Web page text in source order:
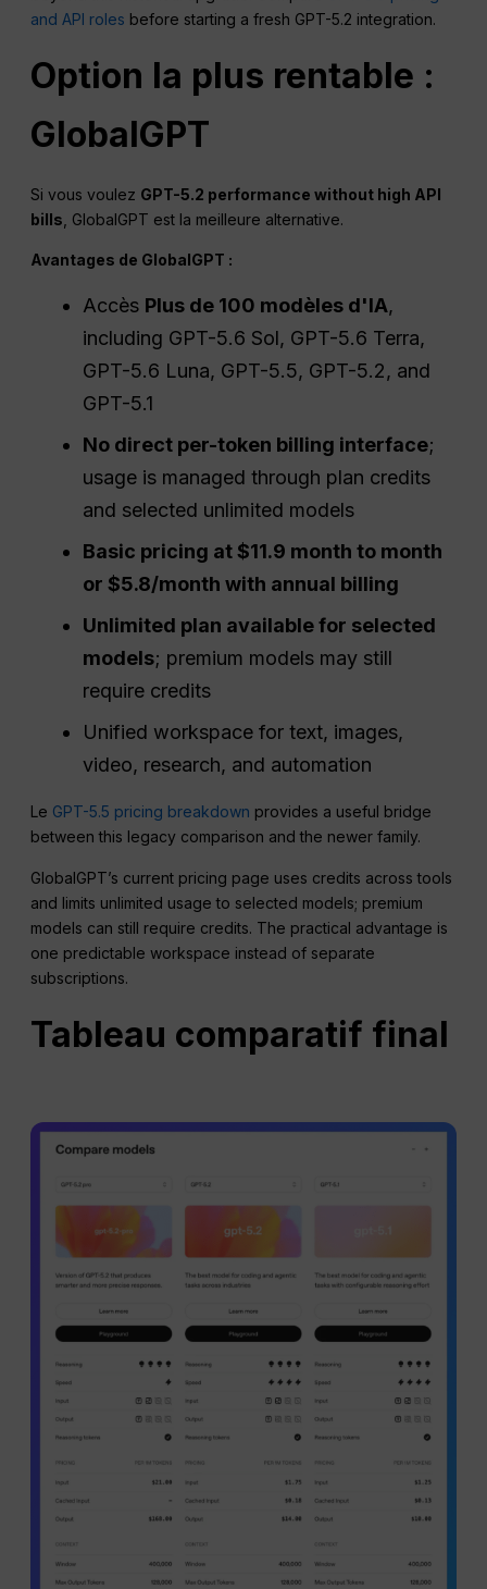
and API roles before starting a fresh GPT-5.2 integration.
Option la plus rentable :
GlobalGPT
Si vous voulez GPT-5.2 performance without high API
bills , GlobalGPT est la meilleure alternative.
Avantages de GlobalGPT :
Accès Plus de 100 modèles d'IA,
including GPT-5.6 Sol, GPT-5.6 Terra,
GPT-5.6 Luna, GPT-5.5, GPT-5.2, and
GPT-5.1
No direct per-token billing interface;
usage is managed through plan credits
and selected unlimited models
Basic pricing at $11.9 month to month
or $5.8/month with annual billing
Unlimited plan available for selected
models; premium models may still
require credits
Unified workspace for text, images,
video, research, and automation
Le GPT-5.5 pricing breakdown provides a useful bridge
between this legacy comparison and the newer family.
GlobalGPT’s current pricing page uses credits across tools
and limits unlimited usage to selected models; premium
models can still require credits. The practical advantage is
one predictable workspace instead of separate
subscriptions.
Tableau comparatif final